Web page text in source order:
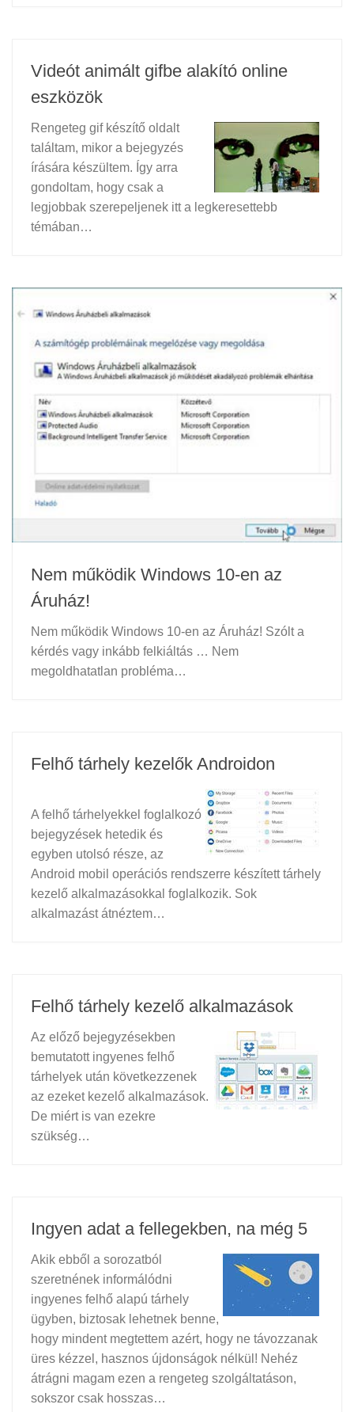
Videót animált gifbe alakító online
eszközök
Rengeteg gif készítő oldalt
találtam, mikor a bejegyzés
írására készültem. Így arra
gondoltam, hogy csak a
legjobbak szerepeljenek itt a legkeresettebb
témában…
Nem működik Windows 10-en az
Áruház!
Nem működik Windows 10-en az Áruház! Szólt a
kérdés vagy inkább felkiáltás … Nem
megoldhatatlan probléma…
Felhő tárhely kezelők Androidon
A felhő tárhelyekkel foglalkozó
bejegyzések hetedik és
egyben utolsó része, az
Android mobil operációs rendszerre készített tárhely
kezelő alkalmazásokkal foglalkozik. Sok
alkalmazást átnéztem…
Felhő tárhely kezelő alkalmazások
Az előző bejegyzésekben
bemutatott ingyenes felhő
tárhelyek után következzenek
az ezeket kezelő alkalmazások.
De miért is van ezekre
szükség…
Ingyen adat a fellegekben, na még 5
Akik ebből a sorozatból
szeretnének informálódni
ingyenes felhő alapú tárhely
ügyben, biztosak lehetnek benne,
hogy mindent megtettem azért, hogy ne távozzanak
üres kézzel, hasznos újdonságok nélkül! Nehéz
átrágni magam ezen a rengeteg szolgáltatáson,
sokszor csak hosszas…